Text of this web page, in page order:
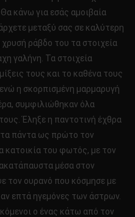
κάνω για εσάς αμοιβαία
μεταξύ σας σε καλύτερη
χρυσή ράβδο του τα στοιχεία
γαλήνη. Τα στοιχεία
τους και το καθένα τους
η σκορπισμένη μαρμαρυγή
συμφιλιώθηκαν όλα
Έληξε η παντοτινή έχθρα
τα πάντα ως πρώτο τον
κατοικία του φωτός, με τον
μέσα στον
τον ουρανό που κόσμησε με
επτά ηγεμόνες των άστρων.
ο ένας κάτω από τον